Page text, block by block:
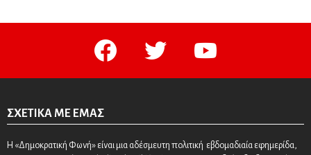
facebook twitter youtube
ΣΧΕΤΙΚΆ ΜΕ ΕΜΆΣ
Η «Δημοκρατική Φωνή» είναι μια αδέσμευτη πολιτική εβδομαδιαία εφημερίδα,